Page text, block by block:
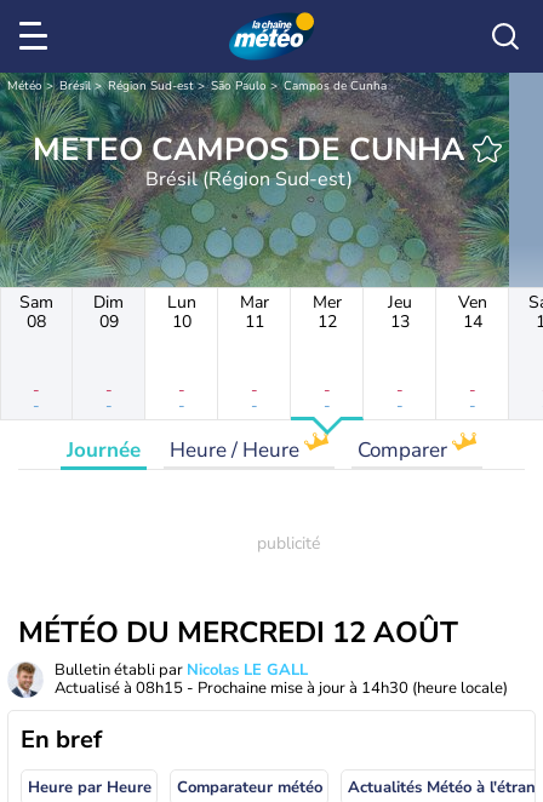
Météo Brésil Région Sud-est São Paulo Campos de Cunha
METEO CAMPOS DE CUNHA
Brésil (Région Sud-est)
Sam
08
-
-
Dim
09
-
-
Lun
10
-
-
Mar
11
-
-
Mer
12
-
-
Jeu
13
-
-
Ven
14
-
-
Journée Heure / Heure Comparer
MÉTÉO DU MERCREDI 12 AOÛT
Bulletin établi par Nicolas LE GALL
Actualisé à 08h15 - Prochaine mise à jour à 14h30 (heure locale)
En bref
Heure par Heure Comparateur météo